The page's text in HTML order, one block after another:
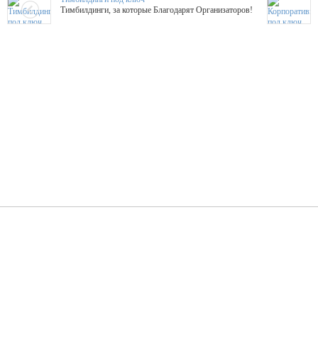
Тимбилдинги, за которые Благодарят Организаторов!